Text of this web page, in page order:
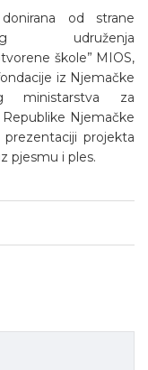
od strane
udruženja
škole” MIOS,
iz Njemačke
ministarstva za
Njemačke
projekta
pjesmu i ples.